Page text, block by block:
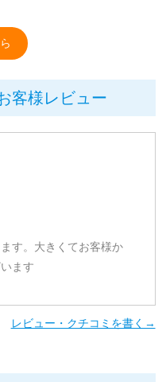
客様レビュー
す。大きくてお客様か
ます
レビュー・クチコミを書く→